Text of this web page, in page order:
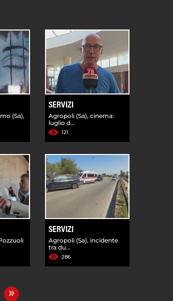
(Sa),
SERVIZI
Agropoli (Sa), cinema:
luglio d...
121
SERVIZI
Agropoli (Sa), incidente
tra du...
286
»